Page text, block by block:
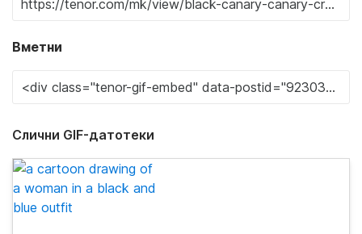
Вметни
Слични GIF-датотеки